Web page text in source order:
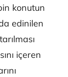
konutun
edinilen
içeren